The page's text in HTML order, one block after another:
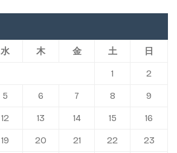
水 木 金 土 日
1 2
5 6 7 8 9
12 13 14 15 16
19 20 21 22 23